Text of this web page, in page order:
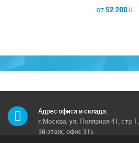
от 52 200
Адрес офиса и склада:
г.Москва, ул. Полярная 41, стр 1.
3й этаж, офис 315